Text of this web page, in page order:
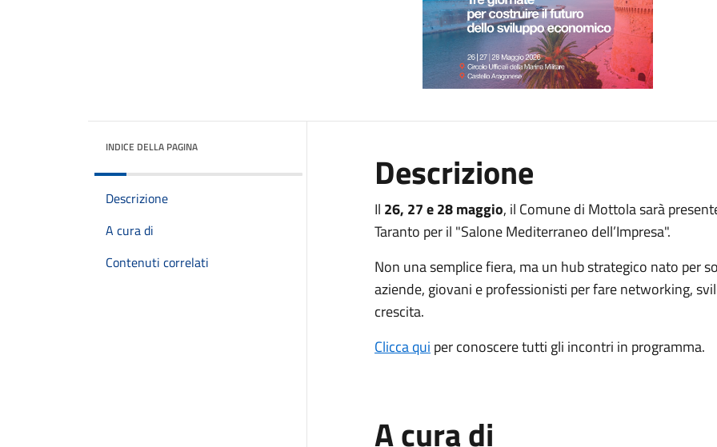
INDICE DELLA PAGINA
Descrizione
A cura di
Contenuti correlati
Descrizione
Il 26, 27 e 28 maggio, il Comune di Mottola sarà
Taranto per il "Salone Mediterraneo dell’Impresa".
Non una semplice fiera, ma un hub strategico nato per
aziende, giovani e professionisti per fare networking,
crescita.
Clicca qui per conoscere tutti gli incontri in programma.
A cura di